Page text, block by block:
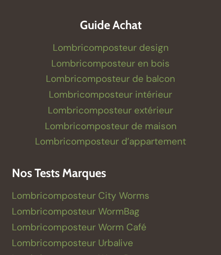
Guide Achat
Lombricomposteur design
Lombricomposteur en bois
Lombricomposteur de balcon
Lombricomposteur intérieur
Lombricomposteur extérieur
Lombricomposteur de maison
Lombricomposteur d’appartement
Nos Tests Marques
Lombricomposteur City Worms
Lombricomposteur WormBag
Lombricomposteur Worm Café
Lombricomposteur Urbalive